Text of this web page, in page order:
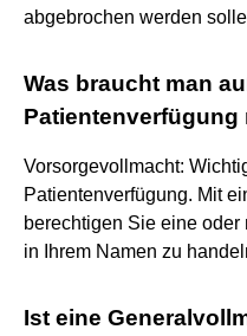
abgebrochen werden
Was braucht man
Patientenverfügung
Vorsorgevollmacht:
Patientenverfügung. Mit
berechtigen Sie eine oder
in Ihrem Namen zu
Ist eine